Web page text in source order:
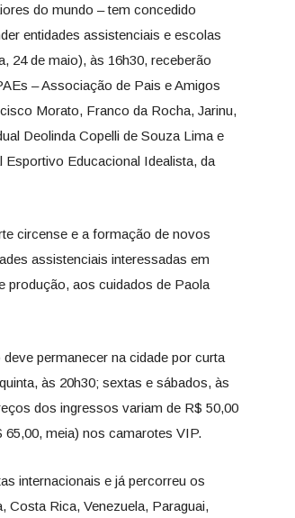
do mundo – tem concedido
entidades assistenciais e escolas
24 de maio), às 16h30, receberão
– Associação de Pais e Amigos
Morato, Franco da Rocha, Jarinu,
Deolinda Copelli de Souza Lima e
Educacional Idealista, da
circense e a formação de novos
assistenciais interessadas em
produção, aos cuidados de Paola
permanecer na cidade por curta
às 20h30; sextas e sábados, às
dos ingressos variam de R$ 50,00
65,00, meia) nos camarotes VIP.
internacionais e já percorreu os
Costa Rica, Venezuela, Paraguai,